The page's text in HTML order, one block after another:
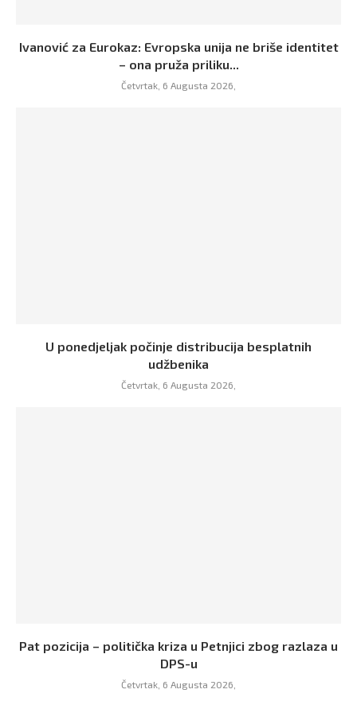
Ivanović za Eurokaz: Evropska unija ne briše identitet
– ona pruža priliku...
Četvrtak, 6 Augusta 2026,
U ponedjeljak počinje distribucija besplatnih
udžbenika
Četvrtak, 6 Augusta 2026,
Pat pozicija – politička kriza u Petnjici zbog razlaza u
DPS-u
Četvrtak, 6 Augusta 2026,